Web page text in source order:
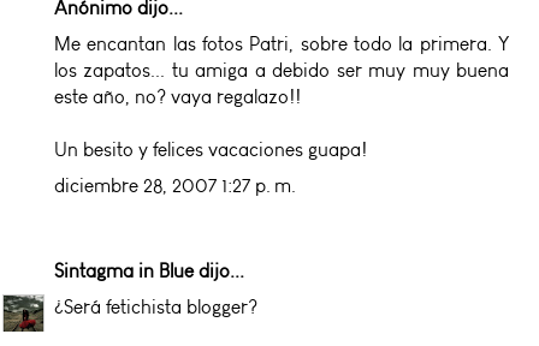
Anónimo dijo...
Me encantan las fotos Patri, sobre todo la primera. Y
los zapatos... tu amiga a debido ser muy muy buena
este año, no? vaya regalazo!!
Un besito y felices vacaciones guapa!
diciembre 28, 2007 1:27 p. m.
Sintagma in Bluedijo...
¿Será fetichista blogger?